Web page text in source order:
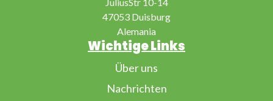
JuliusStr 10-14
47053 Duisburg
Alemania
Wichtige Links
Über uns
Nachrichten